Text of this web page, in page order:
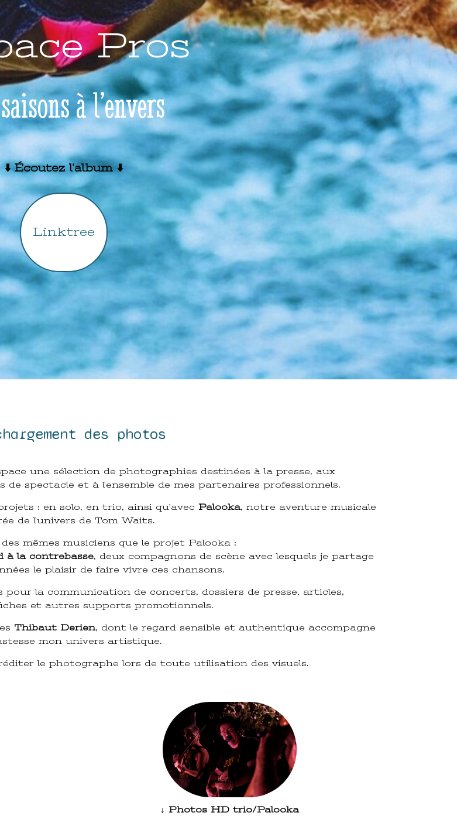
Pros
à l’envers
⬇️ Écoutez l’album ⬇️
Linktree
des photos
une sélection de photographies destinées à la presse, aux
spectacle et à l’ensemble de mes partenaires professionnels.
: en solo, en trio, ainsi qu’avec Palooka, notre aventure musicale
de l’univers de Tom Waits.
mêmes musiciens que le projet Palooka :
à la contrebasse, deux compagnons de scène avec lesquels je partage
le plaisir de faire vivre ces chansons.
la communication de concerts, dossiers de presse, articles,
et autres supports promotionnels.
Thibaut Derien, dont le regard sensible et authentique accompagne
mon univers artistique.
le photographe lors de toute utilisation des visuels.
↓ Photos HD trio/Palooka